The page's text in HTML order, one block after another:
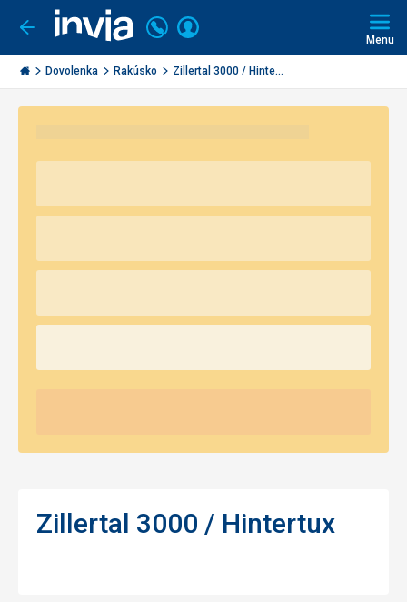
Ísť
späť
Invia.sk
Volajte
+421
2
3221
Prihlásiť
Menu
Dovolenka Rakúsko Zillertal 3000 / Hinte...
Zillertal 3000 / Hintertux